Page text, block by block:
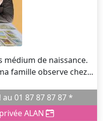
médium de naissance.
ma plus jeune enfance, ma famille observe chez...
Prendre RDV avec ALAN au 01 87 87 87 87 *
ALAN